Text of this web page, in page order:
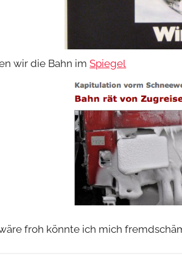
wir die Bahn imSpiegel
froh könnte ich mich